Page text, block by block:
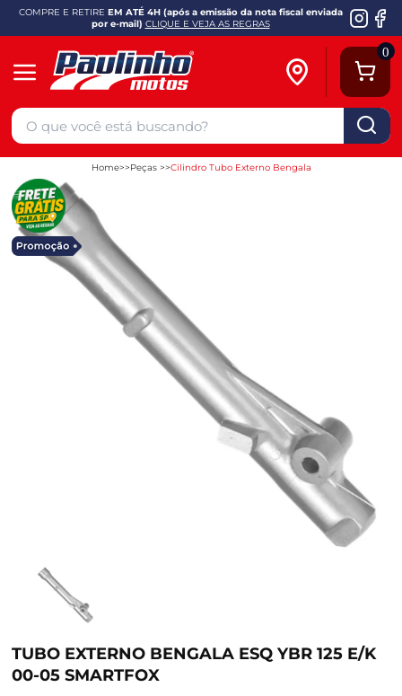
COMPRE E RETIRE EM ATÉ 4H (após a emissão da nota fiscal enviada
por e-mail) CLIQUE E VEJA AS REGRAS
0
Home Peças Cilindro Tubo Externo Bengala
TUBO EXTERNO BENGALA ESQ YBR 125 E/K
00-05 SMARTFOX